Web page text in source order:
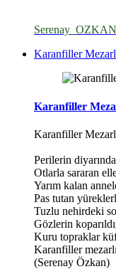
Serenay_OZKAN
Karanfiller
Karanfiller
Karanfiller
Perilerin
Otlarla sararan
Yarım kalan
Pas tutan
Tuzlu nehirdeki
Gözlerin
Kuru topraklar
Karanfiller
(Serenay Özkan)